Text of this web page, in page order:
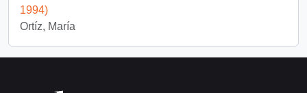
1994)
Ortíz, María